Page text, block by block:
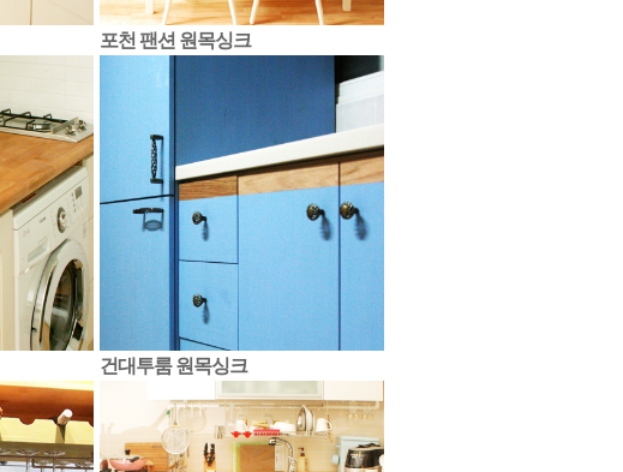
포천 팬션 원목싱크
건대투룸 원목싱크